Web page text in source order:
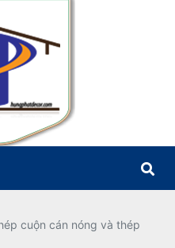
cuộn cán nóng và thép